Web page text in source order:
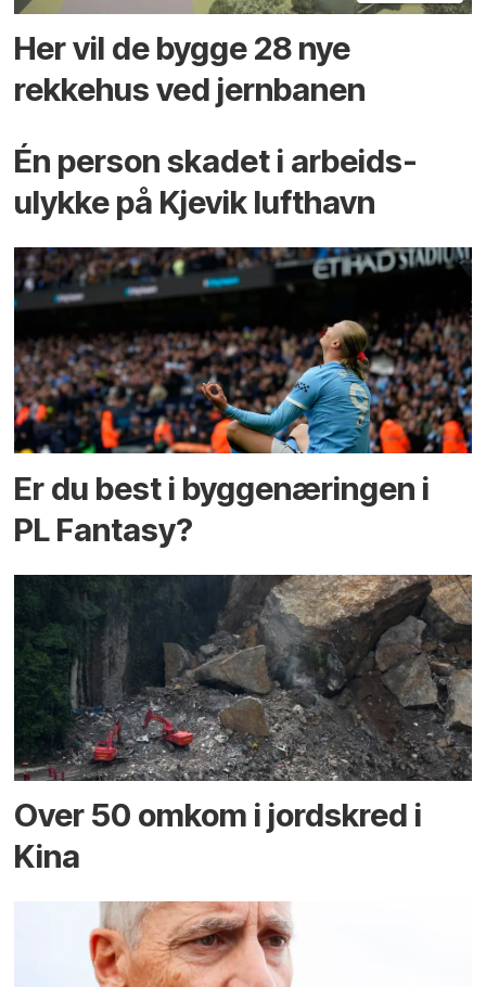
Her vil de bygge 28 nye
rekkehus ved jernbanen
Én person skadet i arbeids­
ulykke på Kjevik lufthavn
Er du best i bygge­næringen i
PL Fantasy?
Over 50 omkom i jord­skred i
Kina